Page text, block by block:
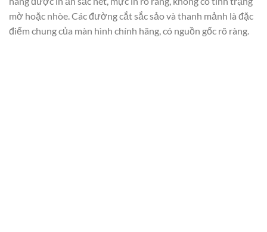
mờ hoặc nhòe. Các đường cắt sắc sảo và thanh mảnh là đặc
điểm chung của màn hình chính hãng, có nguồn gốc rõ ràng.